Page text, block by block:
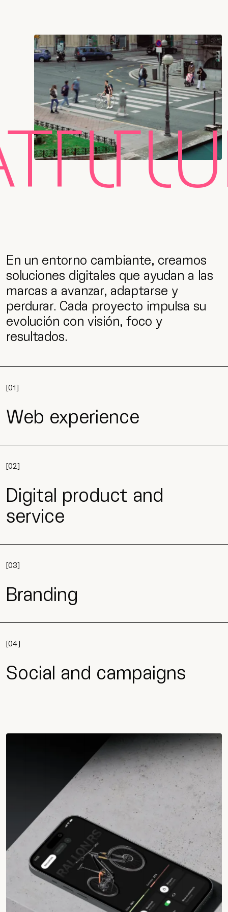
En un entorno cambiante, creamos
soluciones digitales que ayudan a las
marcas a avanzar, adaptarse y
perdurar. Cada proyecto impulsa su
evolución con visión, foco y
resultados.
[01]
Web experience
[02]
Digital product and
service
[03]
Branding
[04]
Social and campaigns